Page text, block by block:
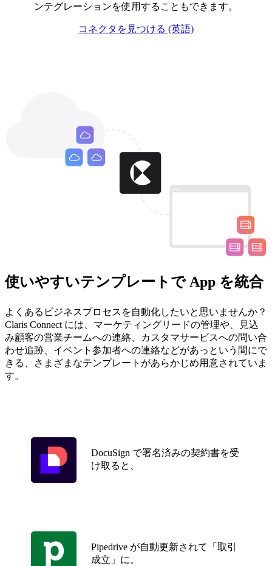
ンテグレーションを使用することもできます。
コネクタを見つける (英語)
使いやすいテンプレートで App を統合
よくあるビジネスプロセスを自動化したいと思いませんか？
Claris Connect には、マーケティングリードの管理や、見込
み顧客の営業チームへの連絡、カスタマサービスへの問い合
わせ追跡、イベント参加者への連絡などがあっという間にで
きる、さまざまなテンプレートがあらかじめ用意されていま
す。
DocuSign で署名済みの契約書を受
け取ると、
Pipedrive が自動更新されて「取引
成立」に。